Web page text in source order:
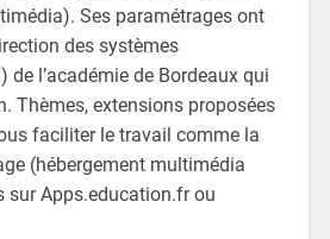
Ses paramétrages ont
des systèmes
de l’académie de Bordeaux qui
Thèmes, extensions proposées
faciliter le travail comme la
(hébergement multimédia
sur Apps.education.fr ou